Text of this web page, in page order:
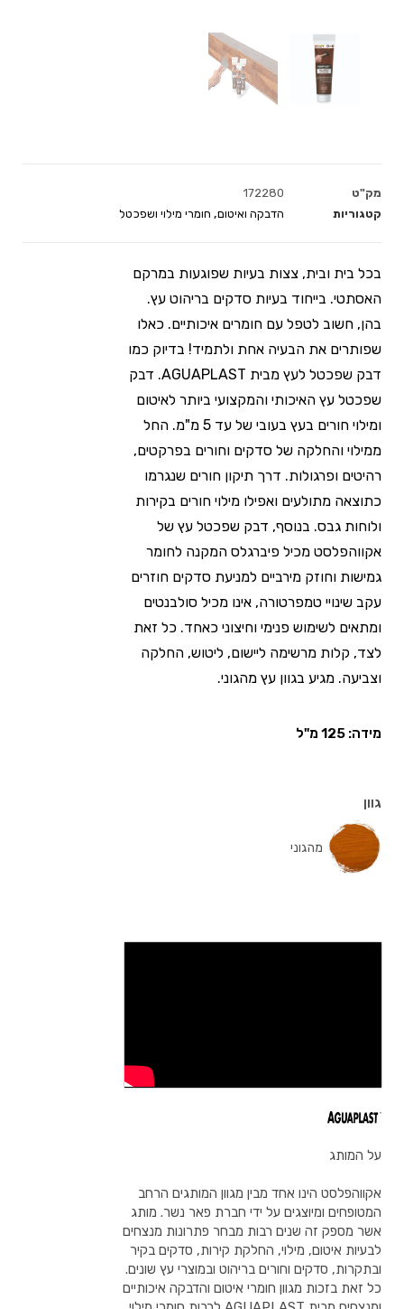
מק"ט
172280
קטגוריות
הדבקה ואיטום, חומרי מילוי ושפכטל
בכל בית ובית, צצות בעיות שפוגעות במרקם
האסתטי. בייחוד בעיות סדקים בריהוט עץ.
בהן, חשוב לטפל עם חומרים איכותיים. כאלו
שפותרים את הבעיה אחת ולתמיד! בדיוק כמו
דבק שפכטל לעץ מבית AGUAPLAST. דבק
שפכטל עץ האיכותי והמקצועי ביותר לאיטום
ומילוי חורים בעץ בעובי של עד 5 מ"מ. החל
ממילוי והחלקה של סדקים וחורים בפרקטים,
רהיטים ופרגולות. דרך תיקון חורים שנגרמו
כתוצאה מתולעים ואפילו מילוי חורים בקירות
ולוחות גבס. בנוסף, דבק שפכטל עץ של
אקווהפלסט מכיל פיברגלס המקנה לחומר
גמישות וחוזק מירביים למניעת סדקים חוזרים
עקב שינויי טמפרטורה, אינו מכיל סולבנטים
ומתאים לשימוש פנימי וחיצוני כאחד. כל זאת
לצד, קלות מרשימה ליישום, ליטוש, החלקה
וצביעה. מגיע בגוון עץ מהגוני.
מידה: 125 מ"ל
גוון
מהגוני
על המותג
אקווהפלסט הינו אחד מבין מגוון המותגים הרחב
המטופחים ומיוצגים על ידי חברת פאר נשר. מותג
אשר מספק זה שנים רבות מבחר פתרונות מנצחים
לבעיות איטום, מילוי, החלקת קירות, סדקים בקיר
ובתקרות, סדקים וחורים בריהוט ובמוצרי עץ שונים.
כל זאת בזכות מגוון חומרי איטום והדבקה איכותיים